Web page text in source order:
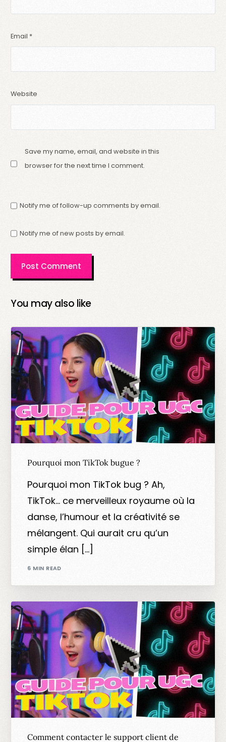
Email *
Website
Save my name, email, and website in this
browser for the next time I comment.
Notify me of follow-up comments by email.
Notify me of new posts by email.
You may also like
Pourquoi mon TikTok bugue ?
Pourquoi mon TikTok bug ? Ah,
TikTok… ce merveilleux royaume où la
danse, l’humour et la créativité se
mélangent. Qui aurait cru qu’un
simple élan […]
6 MIN READ
Comment contacter le support client de